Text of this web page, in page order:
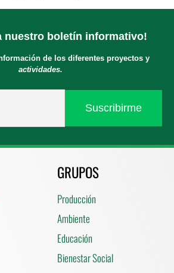
nuestro boletín informativo!
de los diferentes proyectos y
actividades.
GRUPOS
Producción
Ambiente
Educación
Bienestar Social